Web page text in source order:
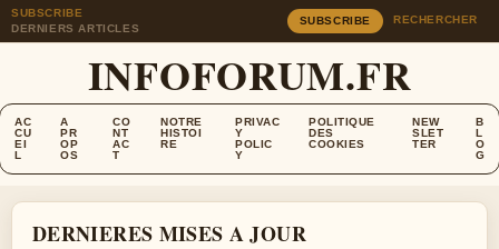
SUBSCRIBE
DERNIERS ARTICLES
SUBSCRIBE RECHERCHER
INFOFORUM.FR
AC
CU
EI
L
A
PR
OP
OS
CO
NT
AC
T
NOTRE
HISTOI
RE
PRIVAC
Y
POLIC
Y
POLITIQUE
DES
COOKIES
NEW
SLET
TER
B
L
O
G
DERNIERES MISES A JOUR